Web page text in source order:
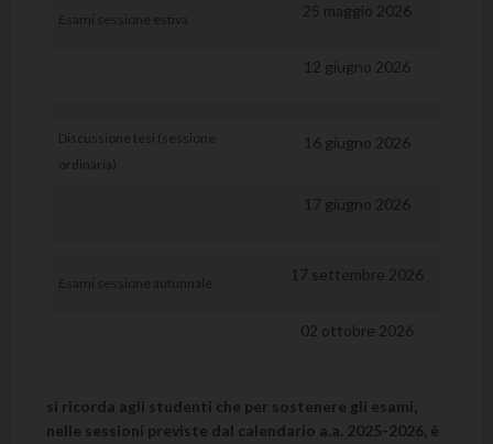
Esami sessione estiva 25 maggio 2026
12 giugno 2026
Discussione tesi (sessione
ordinaria)
16 giugno 2026
17 giugno 2026
Esami sessione autunnale 17 settembre 2026
02 ottobre 2026
si ricorda agli studenti che per sostenere gli esami,
nelle sessioni previste dal calendario a.a. 2025-2026, è